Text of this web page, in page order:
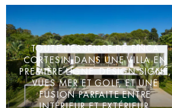
TOUTE L'ESSENCE DE FINCA
CORTESIN DANS UNE VILLA EN
PREMIÈRE LIGNE: DESIGN SIGNÉ,
VUES MER ET GOLF, ET UNE
FUSION PARFAITE ENTRE